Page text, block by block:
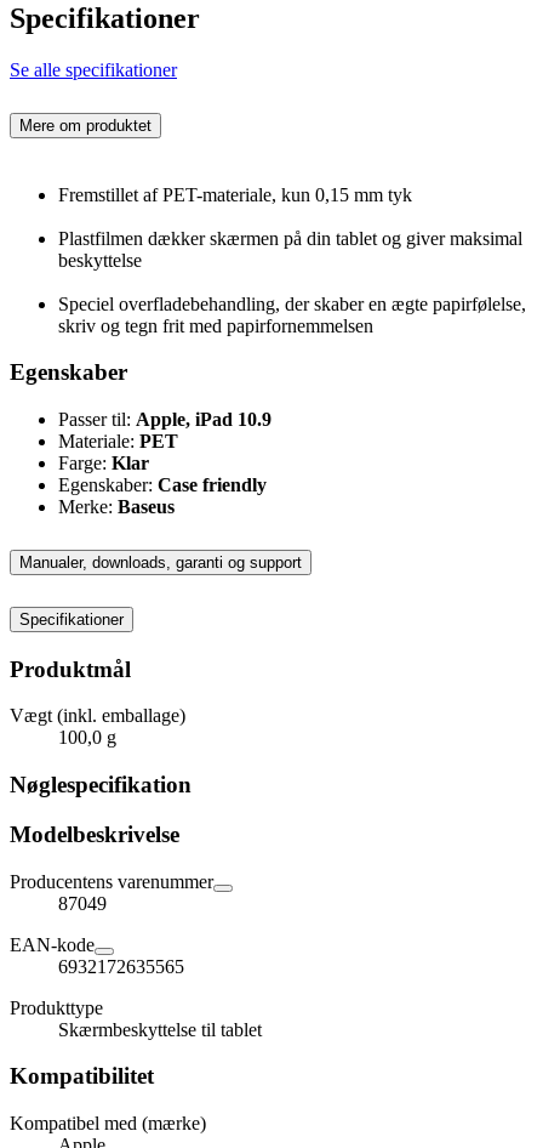
Specifikationer
Se alle specifikationer
Mere om produktet
Fremstillet af PET-materiale, kun 0,15 mm tyk
Plastfilmen dækker skærmen på din tablet og giver maksimal
beskyttelse
Speciel overfladebehandling, der skaber en ægte papirfølelse,
skriv og tegn frit med papirfornemmelsen
Egenskaber
Passer til: Apple, iPad 10.9
Materiale: PET
Farge: Klar
Egenskaber: Case friendly
Merke: Baseus
Manualer, downloads, garanti og support
Specifikationer
Produktmål
Vægt (inkl. emballage)
100,0 g
Nøglespecifikation
Modelbeskrivelse
Producentens varenummer
87049
EAN-kode
6932172635565
Produkttype
Skærmbeskyttelse til tablet
Kompatibilitet
Kompatibel med (mærke)